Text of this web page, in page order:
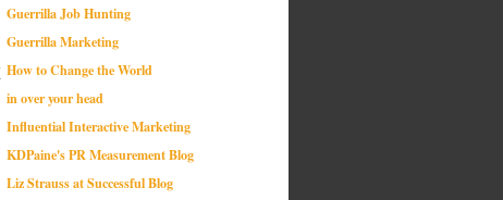
Guerrilla Job Hunting
Guerrilla Marketing
How to Change the World
in over your head
Influential Interactive Marketing
KDPaine's PR Measurement Blog
Liz Strauss at Successful Blog